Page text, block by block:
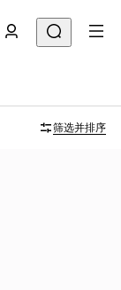
筛选并排序